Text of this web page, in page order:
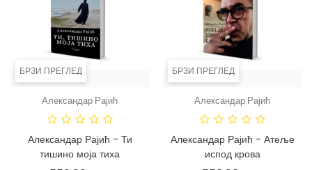
БРЗИ ПРЕГЛЕД
Александар Рајић
Александар Рајић - Ти
тишино моја тиха
БРЗИ ПРЕГЛЕД
Александар Рајић
Александар Рајић - Атеље
испод крова